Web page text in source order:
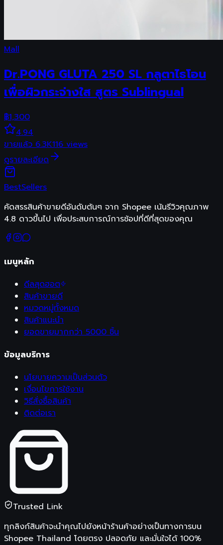
Mall
Dr.PONG GLUTA 250 SL กลูตาไธโอน
เพื่อผิวกระจ่างใส สูตร Sublingual
฿1,300
4.94
ขายแล้ว 6.3K116 views
ดูรายละเอียด
BestSellers
คัดสรรสินค้าขายดีอันดับต้นๆ จาก Shopee เน้นรีวิวคุณภาพ
4.8 ดาวขึ้นไป เพื่อประสบการณ์การช้อปที่ดีที่สุดของคุณ
เมนูหลัก
ดีลสุดฮอต
สินค้าขายดี
หมวดหมู่ทั้งหมด
สินค้าแนะนำ
ยอดขายมากกว่า 5000 ชิ้น
ข้อมูลบริการ
นโยบายความเป็นส่วนตัว
เงื่อนไขการใช้งาน
วิธีสั่งซื้อสินค้า
ติดต่อเรา
Trusted Link
ทุกลิงก์สินค้าจะนำคุณไปยังหน้าร้านค้าอย่างเป็นทางการบน
Shopee Thailand โดยตรง ปลอดภัย และมั่นใจได้ 100%